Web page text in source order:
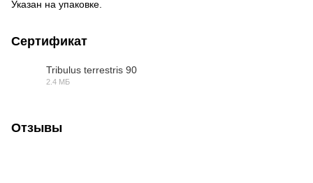
Указан на упаковке.
Сертификат
Tribulus terrestris 90
2.4 МБ
Отзывы